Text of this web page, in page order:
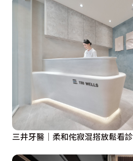
三井牙醫│柔和侘寂混搭放鬆看